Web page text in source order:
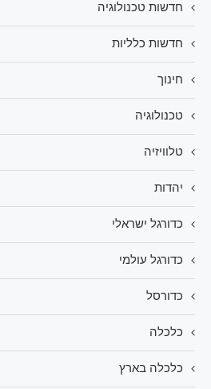
חדשות טכנולוגיה
חדשות כלליות
חינוך
טכנולוגיה
טלוויזיה
יהדות
כדורגל ישראלי
כדורגל עולמי
כדורסל
כלכלה
כלכלה בארץ